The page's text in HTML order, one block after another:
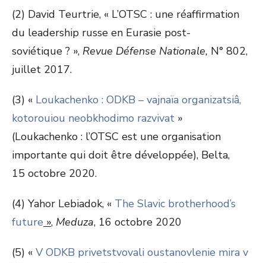
(2) David Teurtrie, « L’OTSC : une réaffirmation
du leadership russe en Eurasie post-
soviétique ? », Revue Défense Nationale, N° 802,
juillet 2017.
(3) « Loukachenko : ODKB – vajnaïa organizatsiâ,
kotorouiou neobkhodimo razvivat »
(Loukachenko : l’OTSC est une organisation
importante qui doit être développée), Belta,
15 octobre 2020.
(4) Yahor Lebiadok, « The Slavic brotherhood’s
future », Meduza, 16 octobre 2020
(5) « V ODKB privetstvovali oustanovlenie mira v